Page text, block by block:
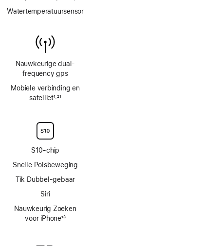
Watertemperatuursensor
Nauwkeurige dual-
frequency gps
Mobiele verbinding en
satelliet1 ,21
S10‑chip
Snelle Polsbeweging
Tik Dubbel-gebaar
Siri
Nauwkeurig Zoeken
voor iPhone13